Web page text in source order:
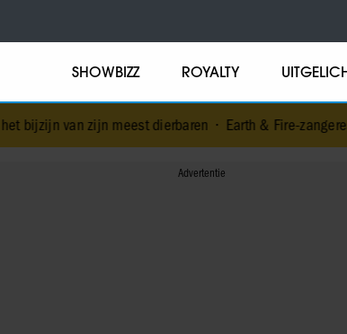
SHOWBIZZ ROYALTY
meest dierbaren •Earth & Fire-zangeres Jerney